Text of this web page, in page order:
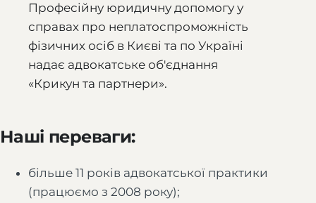
Професійну юридичну допомогу у
справах про неплатоспроможність
фізичних осіб в Києві та по Україні
надає адвокатське об'єднання
«Крикун та партнери».
Наші переваги:
більше 11 років адвокатської практики
(працюємо з 2008 року);